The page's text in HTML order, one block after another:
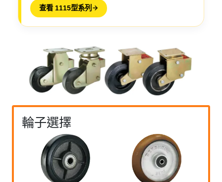
查看 1115型系列
輪子選擇